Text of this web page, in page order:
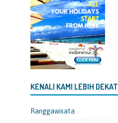
KENALI KAMI LEBIH DEKAT
Ranggawisata